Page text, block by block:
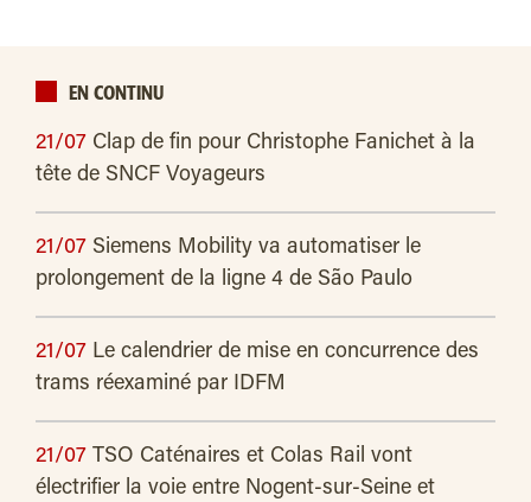
EN CONTINU
21/07 Clap de fin pour Christophe Fanichet à la
tête de SNCF Voyageurs
21/07 Siemens Mobility va automatiser le
prolongement de la ligne 4 de São Paulo
21/07 Le calendrier de mise en concurrence des
trams réexaminé par IDFM
21/07 TSO Caténaires et Colas Rail vont
électrifier la voie entre Nogent-sur-Seine et